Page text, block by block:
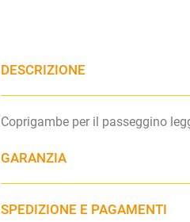
DESCRIZIONE
Coprigambe per il passeggino
GARANZIA
SPEDIZIONE E PAGAMENTI